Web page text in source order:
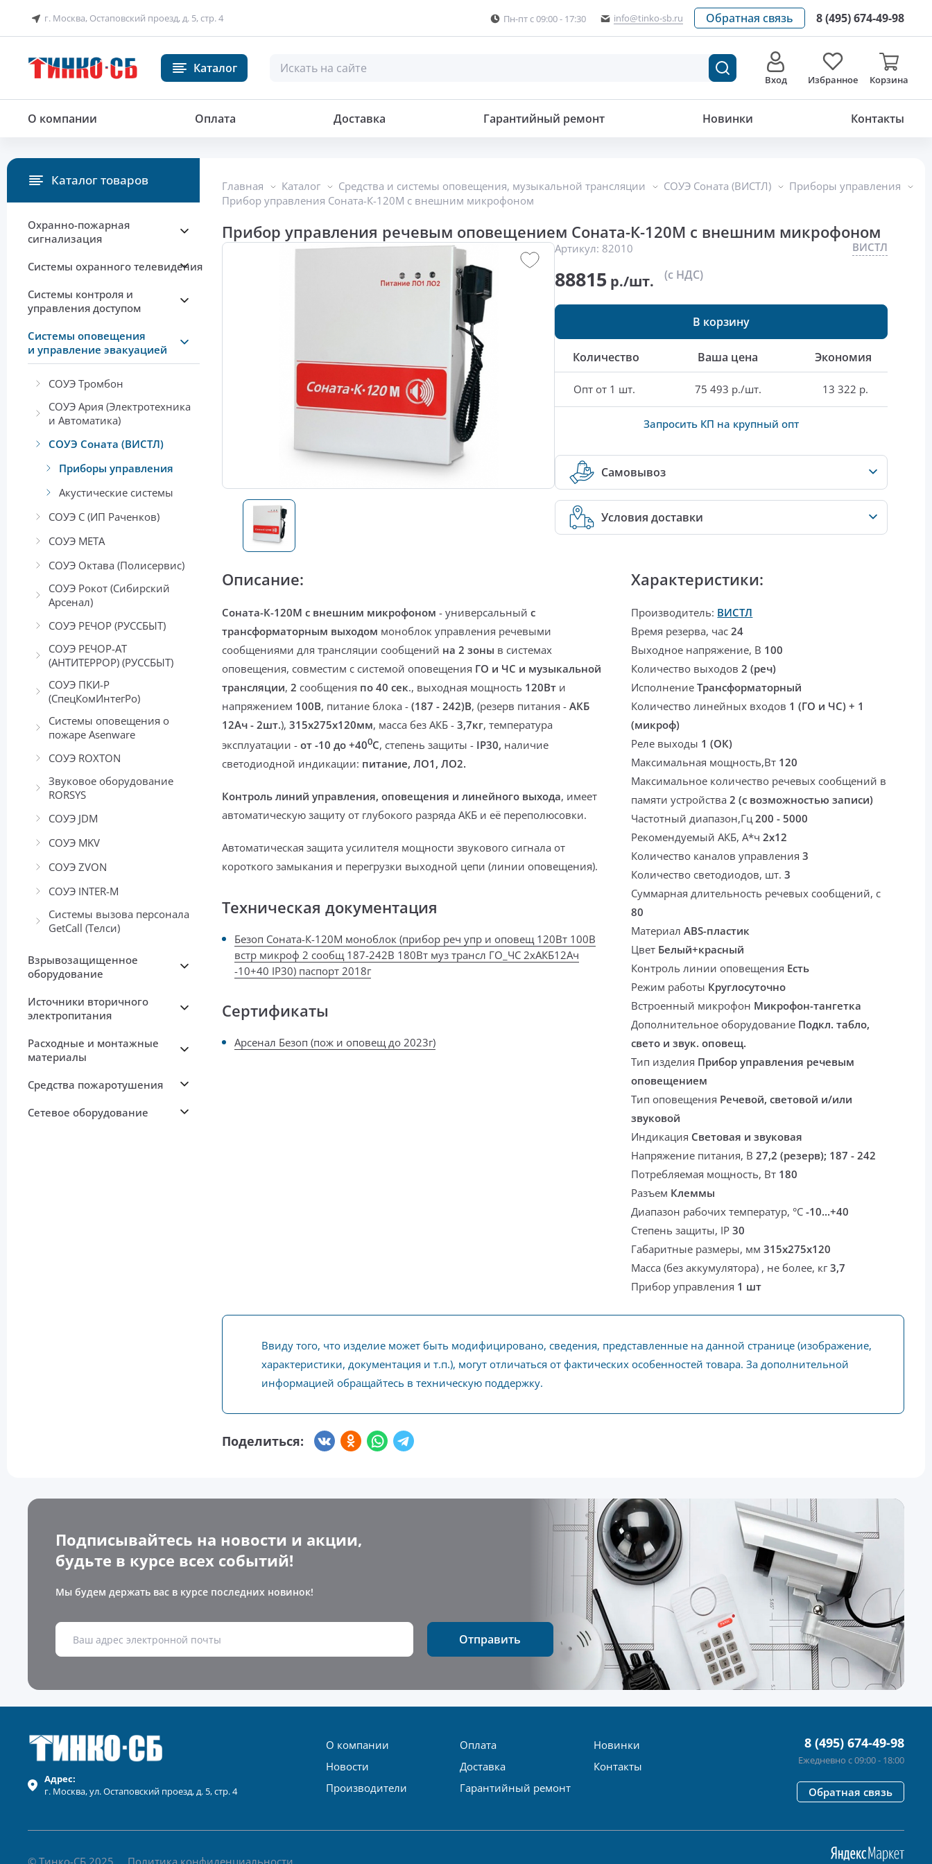
г. Москва, Остаповский проезд, д. 5, стр. 4 Пн-пт с 09:00 - 17:30 info@tinko-sb.ru Обратная связь 8 (495) 674-49-98
Каталог
Вход Избранное Корзина
О компании Оплата Доставка Гарантийный ремонт Новинки Контакты
Главная Каталог Средства и системы оповещения, музыкальной трансляции СОУЭ Соната (ВИСТЛ)
Приборы управления
Прибор управления Соната-К-120М с внешним микрофоном
Прибор управления речевым оповещением Соната-К-120М с внешним микрофоном
Артикул: 82010 ВИСТЛ
88815 р./шт. (с НДС)
В корзину
Количество Ваша цена Экономия
Опт от 1 шт. 75 493 р./шт. 13 322 р.
Запросить КП на крупный опт
Самовывоз
Условия доставки
Характеристики:
Производитель: ВИСТЛ
Время резерва, час24
Выходное напряжение, В 100
Количество выходов2 (реч)
ИсполнениеТрансформаторный
Количество линейных входов 1 (ГО и ЧС) + 1
(микроф)
Реле выходы 1 (ОК)
Максимальная мощность,Вт 120
Максимальное количество речевых сообщений в
памяти устройства2 (с возможностью записи)
Частотный диапазон,Гц200 - 5000
Рекомендуемый АКБ, А*ч2х12
Количество каналов управления3
Количество светодиодов, шт.3
Суммарная длительность речевых сообщений, с
80
МатериалABS-пластик
Цвет Белый+красный
Контроль линии оповещения Есть
Режим работы Круглосуточно
Встроенный микрофон Микрофон-тангетка
Дополнительное оборудование Подкл. табло,
свето и звук. оповещ.
Тип изделия Прибор управления речевым
оповещением
Тип оповещения Речевой, световой и/или
звуковой
Индикация Световая и звуковая
Напряжение питания, В27,2 (резерв); 187 - 242
Потребляемая мощность, Вт 180
Разъем Клеммы
Диапазон рабочих температур, °С-10...+40
Степень защиты, IP30
Габаритные размеры, мм315х275х120
Масса (без аккумулятора) , не более, кг3,7
Прибор управления 1 шт
Описание:
Соната-К-120М с внешним микрофоном - универсальный с
трансформаторным выходом моноблок управления речевыми
сообщениями для трансляции сообщений на 2 зоны в системах
оповещения, совместим с системой оповещения ГО и ЧС и музыкальной
трансляции, 2 сообщения по 40 сек., выходная мощность 120Вт и
напряжением 100В, питание блока - (187 - 242)В, (резерв питания - АКБ
12Ач - 2шт.), 315х275х120мм, масса без АКБ - 3,7кг, температура
эксплуатации - от -10 до +400С, степень защиты - IP30, наличие
светодиодной индикации: питание, ЛО1, ЛО2.
Контроль линий управления, оповещения и линейного выхода, имеет
автоматическую защиту от глубокого разряда АКБ и её переполюсовки.
Автоматическая защита усилителя мощности звукового сигнала от
короткого замыкания и перегрузки выходной цепи (линии оповещения).
Техническая документация
Безоп Соната-К-120М моноблок (прибор реч упр и оповещ 120Вт 100В
встр микроф 2 сообщ 187-242В 180Вт муз трансл ГО_ЧС 2хАКБ12Ач
-10+40 IP30) паспорт 2018г
Сертификаты
Арсенал Безоп (пож и оповещ до 2023г)
Ввиду того, что изделие может быть модифицировано, сведения, представленные на данной странице (изображение,
характеристики, документация и т.п.), могут отличаться от фактических особенностей товара. За дополнительной
информацией обращайтесь в техническую поддержку.
Поделиться:
Каталог товаров
Охранно-пожарная
сигнализация
Системы охранного телевидения
Системы контроля и
управления доступом
Системы оповещения
и управление эвакуацией
СОУЭ Тромбон
СОУЭ Ария (Электротехника
и Автоматика)
СОУЭ Соната (ВИСТЛ)
Приборы управления
Акустические системы
СОУЭ С (ИП Раченков)
СОУЭ МЕТА
СОУЭ Октава (Полисервис)
СОУЭ Рокот (Сибирский
Арсенал)
СОУЭ РЕЧОР (РУССБЫТ)
СОУЭ РЕЧОР-АТ
(АНТИТЕРРОР) (РУССБЫТ)
СОУЭ ПКИ-Р
(СпецКомИнтегРо)
Системы оповещения о
пожаре Asenware
СОУЭ ROXTON
Звуковое оборудование
RORSYS
СОУЭ JDM
СОУЭ MKV
СОУЭ ZVON
СОУЭ INTER-М
Системы вызова персонала
GetCall (Телси)
Взрывозащищенное
оборудование
Источники вторичного
электропитания
Расходные и монтажные
материалы
Средства пожаротушения
Сетевое оборудование
88 815р./шт.
Подписывайтесь на новости и акции,
будьте в курсе всех событий!
Мы будем держать вас в курсе последних новинок!
Отправить
Адрес:
г. Москва, ул.Остаповский проезд, д. 5, стр. 4
О компании
Новости
Производители
Оплата
Доставка
Гарантийный ремонт
Новинки
Контакты
8 (495) 674-49-98
Ежедневно с 09:00 - 18:00
Обратная связь